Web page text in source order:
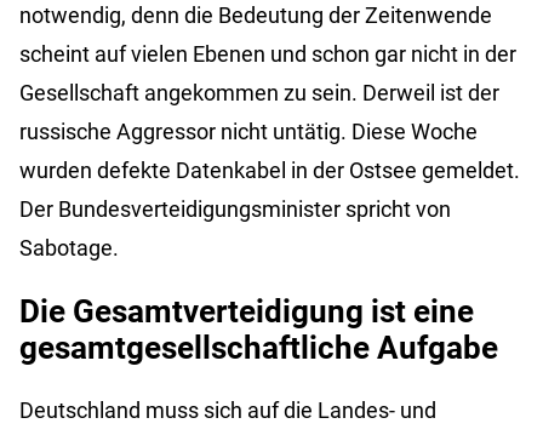
notwendig, denn die Bedeutung der Zeitenwende
scheint auf vielen Ebenen und schon gar nicht in der
Gesellschaft angekommen zu sein. Derweil ist der
russische Aggressor nicht untätig. Diese Woche
wurden defekte Datenkabel in der Ostsee gemeldet.
Der Bundesverteidigungsminister spricht von
Sabotage.
Die Gesamtverteidigung ist eine
gesamtgesellschaftliche Aufgabe
Deutschland muss sich auf die Landes- und